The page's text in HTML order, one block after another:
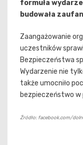
formuła
budowała
Zaangażowanie
uczestników
Bezpieczeństwa
Wydarzenie nie
także umocniło
bezpieczeństwo w
Źródło: facebook.com/